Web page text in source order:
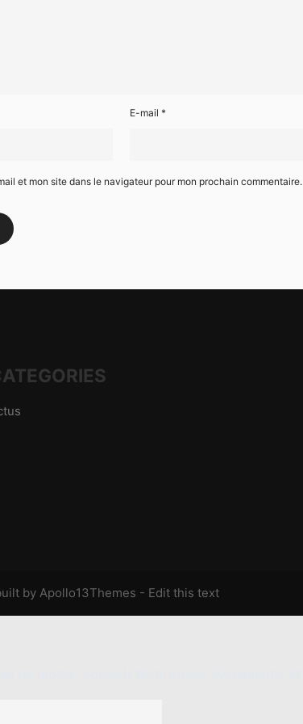
E-mail *
et mon site dans le navigateur pour mon prochain commentaire.
by Apollo13Themes - Edit this text